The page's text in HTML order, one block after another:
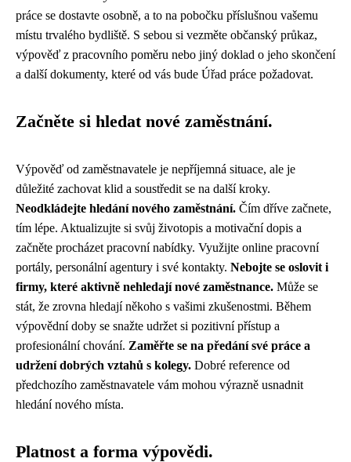
práce se dostavte osobně, a to na pobočku příslušnou vašemu
místu trvalého bydliště. S sebou si vezměte občanský průkaz,
výpověď z pracovního poměru nebo jiný doklad o jeho skončení
a další dokumenty, které od vás bude Úřad práce požadovat.
Začněte si hledat nové zaměstnání.
Výpověď od zaměstnavatele je nepříjemná situace, ale je
důležité zachovat klid a soustředit se na další kroky.
Neodkládejte hledání nového zaměstnání. Čím dříve začnete,
tím lépe. Aktualizujte si svůj životopis a motivační dopis a
začněte procházet pracovní nabídky. Využijte online pracovní
portály, personální agentury i své kontakty. Nebojte se oslovit i
firmy, které aktivně nehledají nové zaměstnance. Může se
stát, že zrovna hledají někoho s vašimi zkušenostmi. Během
výpovědní doby se snažte udržet si pozitivní přístup a
profesionální chování. Zaměřte se na předání své práce a
udržení dobrých vztahů s kolegy. Dobré reference od
předchozího zaměstnavatele vám mohou výrazně usnadnit
hledání nového místa.
Platnost a forma výpovědi.